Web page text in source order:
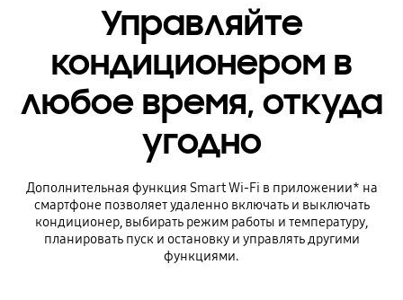
Управляйте
кондиционером в
любое время, откуда
угодно
Дополнительная функция Smart Wi-Fi в приложении* на
смартфоне позволяет удаленно включать и выключать
кондиционер, выбирать режим работы и температуру,
планировать пуск и остановку и управлять другими
функциями.